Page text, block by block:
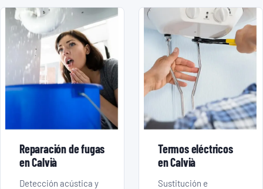
Reparación de fugas
en Calvià
Detección acústica y
Termos eléctricos
en Calvià
Sustitución e